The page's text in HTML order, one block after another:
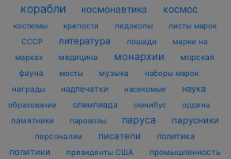
корабли космонавтика космос
костюмы крепости ледоколы
листы марок
СССР
литература лошади
марки на
марках
медицина монархии
морская
фауна
мосты музыка наборы марок
награды надпечатки насекомые наука
образование олимпиада омнибус ордена
памятники паровозы паруса парусники
персоналии писатели
политика
политики
президенты США промышленность